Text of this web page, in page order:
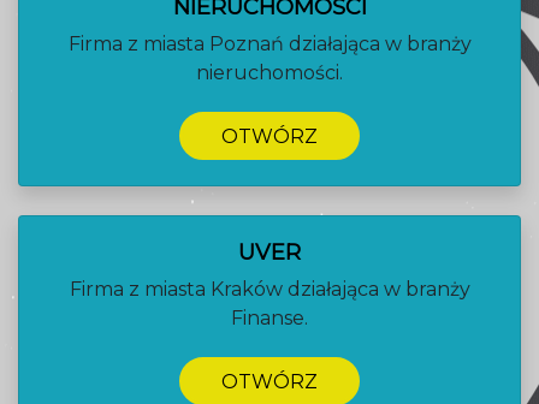
NIERUCHOMOŚCI
Firma z miasta Poznań działająca w branży
nieruchomości.
OTWÓRZ
UVER
Firma z miasta Kraków działająca w branży
Finanse.
OTWÓRZ